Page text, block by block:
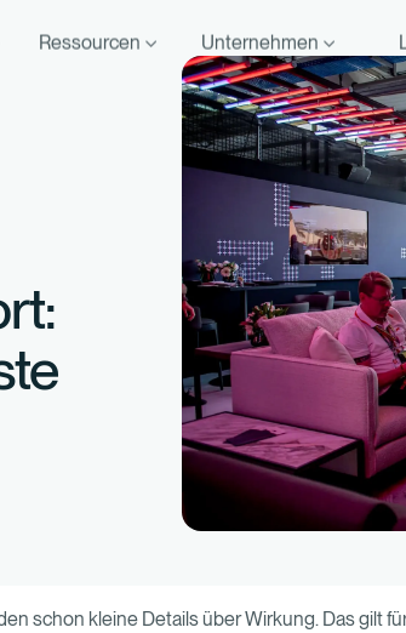
Ressourcen Unternehmen
schon kleine Details über Wirkung. Das gilt